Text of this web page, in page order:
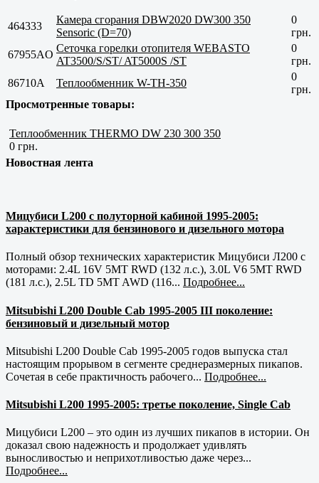
464333
Камера сгорания DBW2020 DW300 350
Sensoric (D=70)
0
грн.
67955AO
Сеточка горелки отопителя WEBASTO
AT3500/S/ST/ AT5000S /ST
0
грн.
86710A
Теплообменник W-TH-350
0
грн.
Просмотренные товары:
Теплообменник THERMO DW 230 300 350
0 грн.
Новостная лента
Мицубиси L200 с полуторной кабиной 1995-2005:
характеристики для бензинового и дизельного мотора
Полный обзор технических характеристик Мицубиси Л200 с
моторами: 2.4L 16V 5MT RWD (132 л.с.), 3.0L V6 5MT RWD
(181 л.с.), 2.5L TD 5MT AWD (116... Подробнее...
Mitsubishi L200 Double Cab 1995-2005 III поколение:
бензиновый и дизельный мотор
Mitsubishi L200 Double Cab 1995-2005 годов выпуска стал
настоящим прорывом в сегменте среднеразмерных пикапов.
Сочетая в себе практичность рабочего... Подробнее...
Mitsubishi L200 1995-2005: третье поколение, Single Cab
Мицубиси L200 – это один из лучших пикапов в истории. Он
доказал свою надежность и продолжает удивлять
выносливостью и неприхотливостью даже через...
Подробнее...